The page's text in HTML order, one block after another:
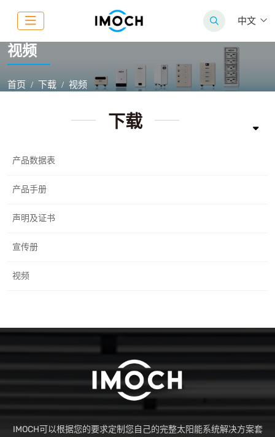
中文
视频
首页 下载 视频
下载
产品数据表
产品手册
声明及证书
宣传册
视频
IMOCH可以根据您的要求定制您自己的完整太阳能系统解决方案套